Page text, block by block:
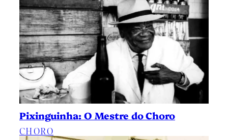
Pixinguinha: O Mestre do Choro
CHORO